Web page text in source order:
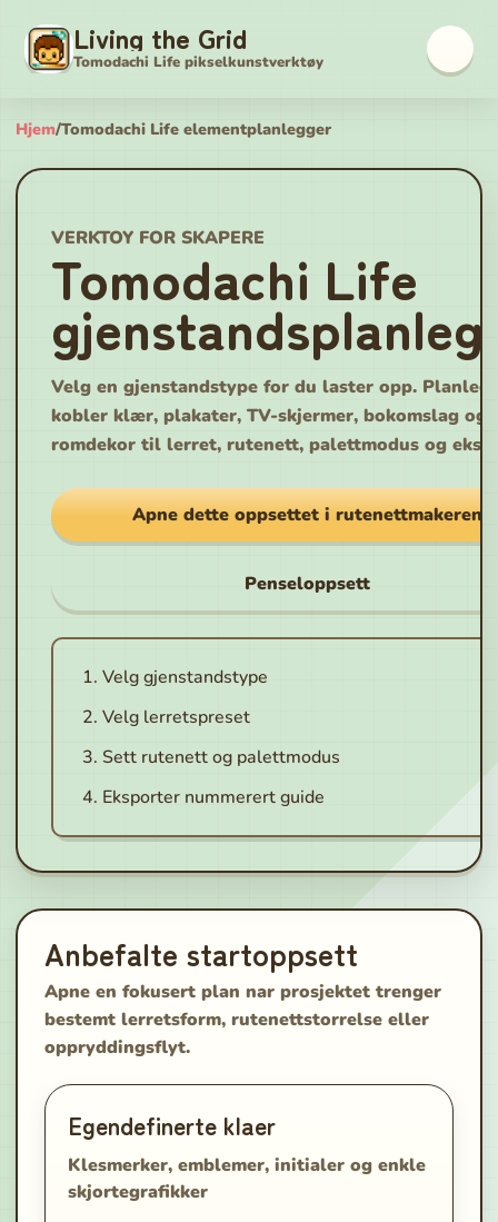
Living the Grid
Tomodachi Life pikselkunstverktøy
Hjem/Tomodachi Life elementplanlegger
VERKTOY FOR SKAPERE
Tomodachi Life
Velg en gjenstandstype for du laster opp.
kobler klær, plakater, TV-skjermer, bokomslag og
romdekor til lerret, rutenett, palettmodus og
Apne dette oppsettet i rutenettmakeren
Penseloppsett
Velg gjenstandstype
Velg lerretspreset
Sett rutenett og palettmodus
Eksporter nummerert guide
Anbefalte startoppsett
Apne en fokusert plan nar prosjektet trenger
bestemt lerretsform, rutenettstorrelse eller
oppryddingsflyt.
Egendefinerte klaer
Klesmerker, emblemer, initialer og enkle
skjortegrafikker